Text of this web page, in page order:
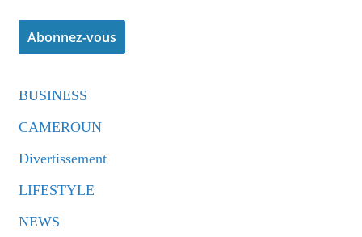
BUSINESS
CAMEROUN
Divertissement
LIFESTYLE
NEWS